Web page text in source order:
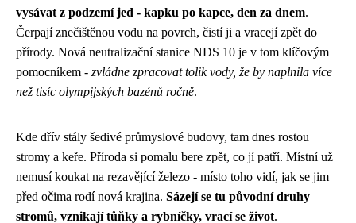
vysávat z podzemí jed - kapku po kapce, den za dnem.
Čerpají znečištěnou vodu na povrch, čistí ji a vracejí zpět do
přírody. Nová neutralizační stanice NDS 10 je v tom klíčovým
pomocníkem - zvládne zpracovat tolik vody, že by naplnila více
než tisíc olympijských bazénů ročně.
Kde dřív stály šedivé průmyslové budovy, tam dnes rostou
stromy a keře. Příroda si pomalu bere zpět, co jí patří. Místní už
nemusí koukat na rezavějící železo - místo toho vidí, jak se jim
před očima rodí nová krajina. Sázejí se tu původní druhy
stromů, vznikají tůňky a rybníčky, vrací se život.